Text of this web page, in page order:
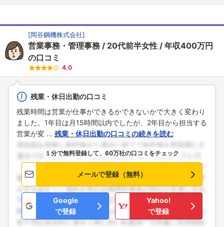
[岡谷鋼機株式会社]
営業事務・管理事務 20代前半女性
年収400万円
の口コミ
4.0
残業・休日出勤の口コミ
残業時間は営業が仕事ができるかできないかで大きく変わり
ました。1年目は月15時間以内でしたが、2年目から担当する
営業が変 ... 残業・休日出勤の口コミの続きを読む
１分で無料登録して、60万社の口コミをチェック
メールで登録（無料）
Google
で登録
Yahoo!
で登録